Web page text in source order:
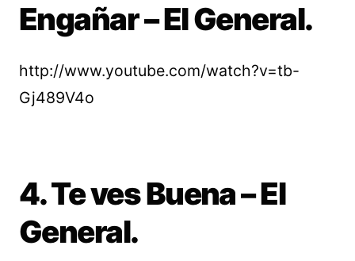
Engañar – El General.
http://www.youtube.com/watch?v=tb-
Gj489V4o
4. Te ves Buena – El
General.